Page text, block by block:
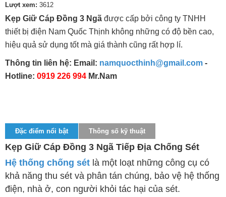
Lượt xem: 3612
Kẹp Giữ Cáp Đồng 3 Ngã được cấp bởi công ty TNHH
thiết bị điện Nam Quốc Thịnh không những có độ bền cao,
hiệu quả sử dụng tốt mà giá thành cũng rất hợp lí.
Thông tin liên hệ: Email: namquocthinh@gmail.com -
Hotline: 0919 226 994 Mr.Nam
Đặc điểm nổi bật Thông số kỹ thuật
Kẹp Giữ Cáp Đồng 3 Ngã Tiếp Địa Chống Sét
Hệ thống chống sét là một loạt những công cụ có
khả năng thu sét và phân tán chúng, bảo vệ hệ thống
điện, nhà ở, con người khỏi tác hại của sét.